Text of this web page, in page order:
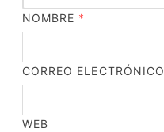
NOMBRE *
CORREO ELECTRÓNICO
WEB